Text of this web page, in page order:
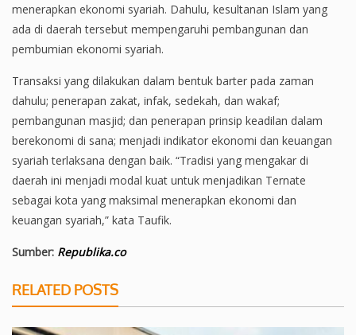
menerapkan ekonomi syariah. Dahulu, kesultanan Islam yang
ada di daerah tersebut mempengaruhi pembangunan dan
pembumian ekonomi syariah.
Transaksi yang dilakukan dalam bentuk barter pada zaman
dahulu; penerapan zakat, infak, sedekah, dan wakaf;
pembangunan masjid; dan penerapan prinsip keadilan dalam
berekonomi di sana; menjadi indikator ekonomi dan keuangan
syariah terlaksana dengan baik. “Tradisi yang mengakar di
daerah ini menjadi modal kuat untuk menjadikan Ternate
sebagai kota yang maksimal menerapkan ekonomi dan
keuangan syariah,” kata Taufik.
Sumber: Republika.co
RELATED POSTS